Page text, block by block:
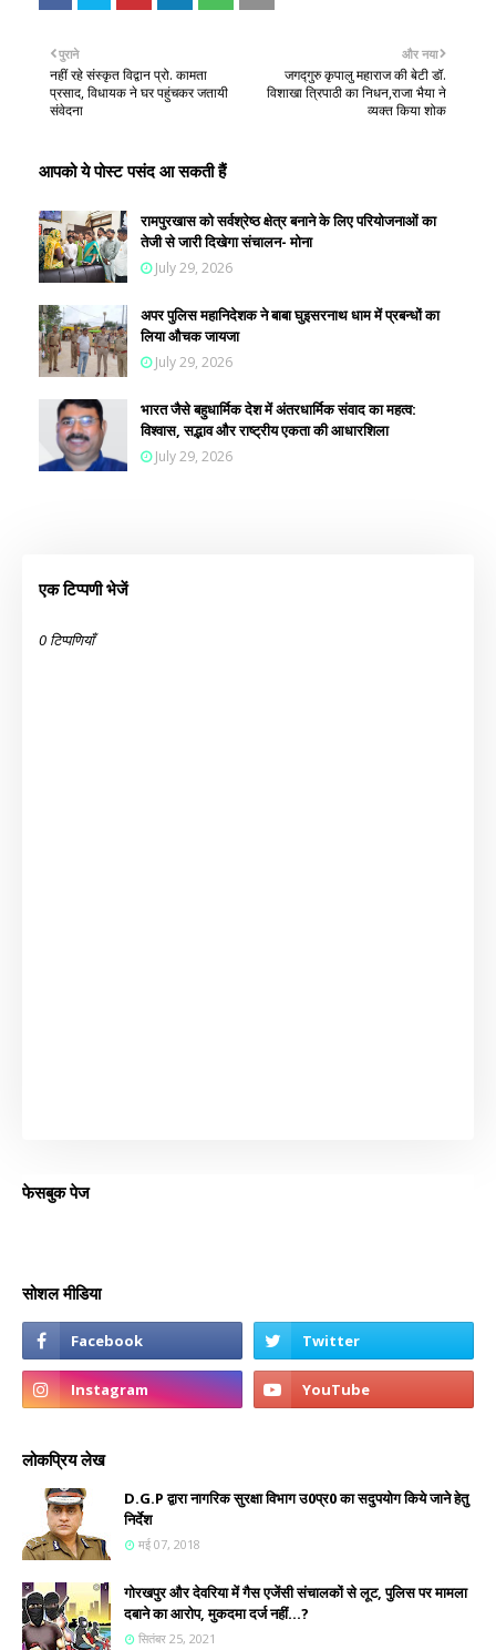
और नया
जगद्गुरु कृपालु महाराज की बेटी डॉ.
विशाखा त्रिपाठी का निधन,राजा भैया ने
व्यक्त किया शोक
पुराने
नहीं रहे संस्कृत विद्वान प्रो. कामता
प्रसाद, विधायक ने घर पहुंचकर जतायी
संवेदना
आपको ये पोस्ट पसंद आ सकती हैं
रामपुरखास को सर्वश्रेष्ठ क्षेत्र बनाने के लिए परियोजनाओं का
तेजी से जारी दिखेगा संचालन- मोना
July 29, 2026
अपर पुलिस महानिदेशक ने बाबा घुइसरनाथ धाम में प्रबन्धों का
लिया औचक जायजा
July 29, 2026
भारत जैसे बहुधार्मिक देश में अंतरधार्मिक संवाद का महत्व:
विश्वास, सद्भाव और राष्ट्रीय एकता की आधारशिला
July 29, 2026
एक टिप्पणी भेजें
0 टिप्पणियाँ
फेसबुक पेज
सोशल मीडिया
लोकप्रिय लेख
D.G.P द्वारा नागरिक सुरक्षा विभाग उ0प्र0 का सदुपयोग किये जाने हेतु
निर्देश
मई 07, 2018
गोरखपुर और देवरिया में गैस एजेंसी संचालकों से लूट, पुलिस पर मामला
दबाने का आरोप, मुकदमा दर्ज नहीं...?
सितंबर 25, 2021